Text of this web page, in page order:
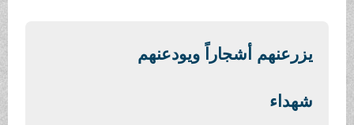
يزرعنهم أشجاراً ويودعنهم
شهداء